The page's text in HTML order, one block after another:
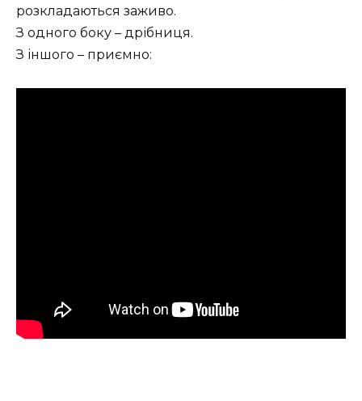
розкладаються заживо.
З одного боку – дрібниця.
З іншого – приємно: